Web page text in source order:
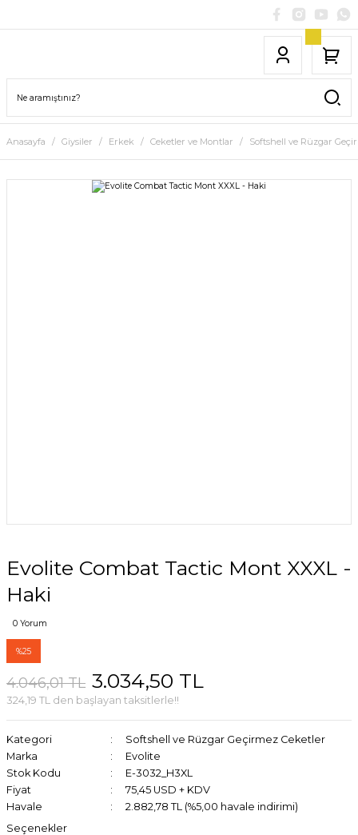
Anasayfa Giysiler Erkek Ceketler ve Montlar Softshell ve Rüzgar
Evolite Combat Tactic Mont XXXL -
Haki
0 Yorum
%25
4.046,01 TL 3.034,50 TL
324,19 TL den başlayan taksitlerle!!
Kategori
Softshell ve Rüzgar Geçirmez Ceketler
Marka
Evolite
Stok Kodu
E-3032_H3XL
Fiyat
75,45 USD + KDV
Havale
2.882,78 TL (%5,00 havale indirimi)
Seçenekler